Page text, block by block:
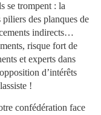
se trompent : la
des planques de
indirects…
risque fort de
et experts dans
d’intérêts
!
confédération face